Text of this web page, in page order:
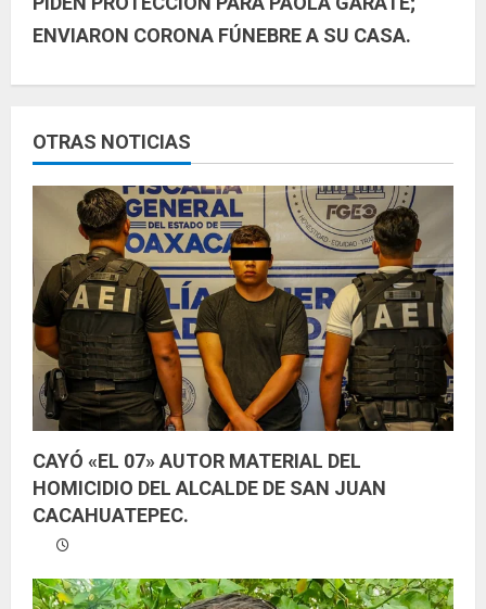
e
l
e
y
n
d
o
ENVIARON CORONA FÚNEBRE A SU CASA.
OTRAS NOTICIAS
CAYÓ «EL 07» AUTOR MATERIAL DEL
HOMICIDIO DEL ALCALDE DE SAN JUAN
CACAHUATEPEC.